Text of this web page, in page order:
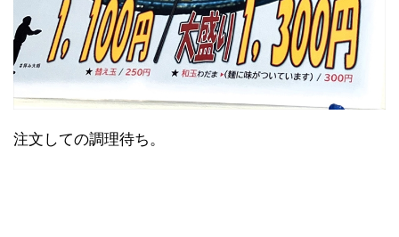
注文しての調理待ち。